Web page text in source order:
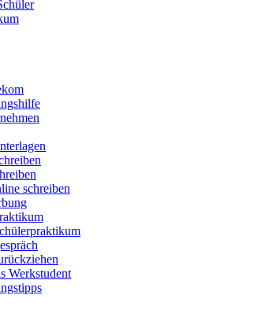
schreiben
Werkstudent